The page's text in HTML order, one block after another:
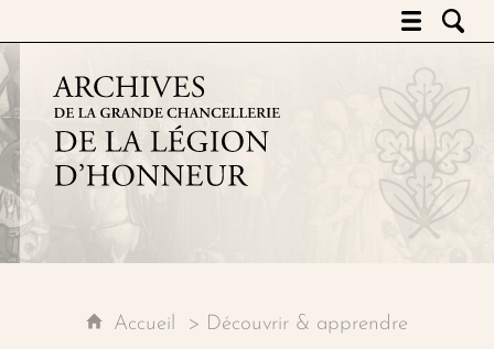
Archives de la grande
Accueil Découvrir & apprendre